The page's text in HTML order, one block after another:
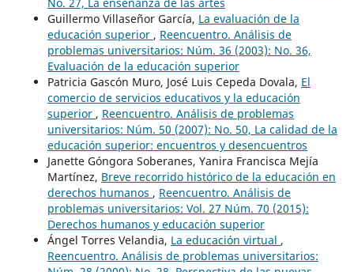
Guillermo Villaseñor García, La evaluación de la
educación superior , Reencuentro. Análisis de
problemas universitarios: Núm. 36 (2003): No. 36,
Evaluación de la educación superior
Patricia Gascón Muro, José Luis Cepeda Dovala, El
comercio de servicios educativos y la educación
superior , Reencuentro. Análisis de problemas
universitarios: Núm. 50 (2007): No. 50, La calidad de la
educación superior: encuentros y desencuentros
Janette Góngora Soberanes, Yanira Francisca Mejía
Martínez, Breve recorrido histórico de la educación en
derechos humanos , Reencuentro. Análisis de
problemas universitarios: Vol. 27 Núm. 70 (2015):
Derechos humanos y educación superior
Ángel Torres Velandia, La educación virtual ,
Reencuentro. Análisis de problemas universitarios: